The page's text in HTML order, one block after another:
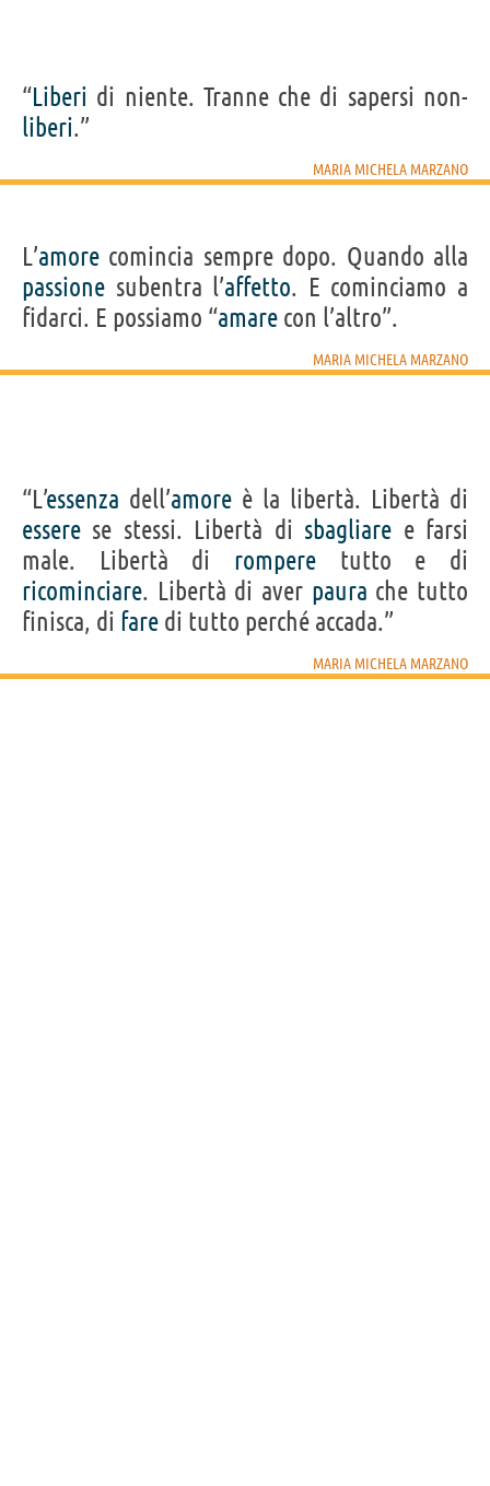
“Liberi di niente. Tranne che di sapersi non-
liberi.”
MARIA MICHELA MARZANO
L’amore comincia sempre dopo. Quando alla
passione subentra l’affetto. E cominciamo a
fidarci. E possiamo “amare con l’altro”.
MARIA MICHELA MARZANO
“L’essenza dell’amore è la libertà. Libertà di
essere se stessi. Libertà di sbagliare e farsi
male. Libertà di rompere tutto e di
ricominciare. Libertà di aver paura che tutto
finisca, di fare di tutto perché accada.”
MARIA MICHELA MARZANO